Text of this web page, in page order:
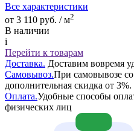
Все характеристики
от 3 110 руб. / м2
В наличии
i
Перейти к товарам
Доставка. Доставим вовремя
Самовывоз.При самовывозе со
дополнительная скидка от 3%.
Оплата.Удобные способы
физических лиц